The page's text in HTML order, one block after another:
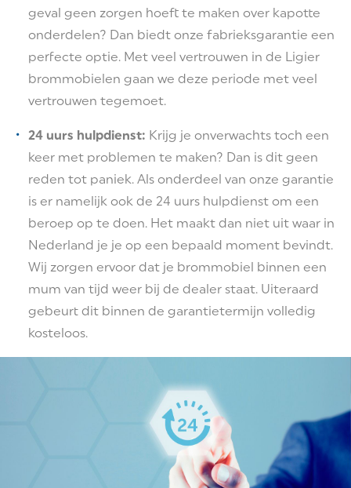
geval geen zorgen hoeft te maken over kapotte
onderdelen? Dan biedt onze fabrieksgarantie een
perfecte optie. Met veel vertrouwen in de Ligier
brommobielen gaan we deze periode met veel
vertrouwen tegemoet.
24 uurs hulpdienst: Krijg je onverwachts toch een
keer met problemen te maken? Dan is dit geen
reden tot paniek. Als onderdeel van onze garantie
is er namelijk ook de 24 uurs hulpdienst om een
beroep op te doen. Het maakt dan niet uit waar in
Nederland je je op een bepaald moment bevindt.
Wij zorgen ervoor dat je brommobiel binnen een
mum van tijd weer bij de dealer staat. Uiteraard
gebeurt dit binnen de garantietermijn volledig
kosteloos.